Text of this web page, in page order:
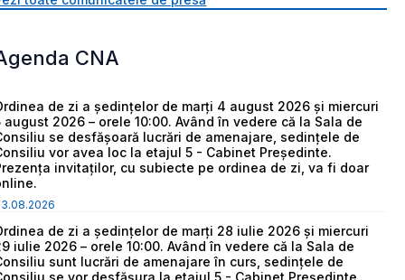
CNA
de zi a ședințelor de marți 4 august 2026 și miercuri
august 2026 – orele 10:00. Având în vedere că la Sala de
se desfășoară lucrări de amenajare, sedințele de
vor avea loc la etajul 5 - Cabinet Președinte.
invitaților, cu subiecte pe ordinea de zi, va fi doar
de zi a ședințelor de marți 28 iulie 2026 și miercuri
iulie 2026 – orele 10:00. Având în vedere că la Sala de
sunt lucrări de amenajare în curs, sedințele de
se vor desfășura la etajul 5 - Cabinet Președinte.